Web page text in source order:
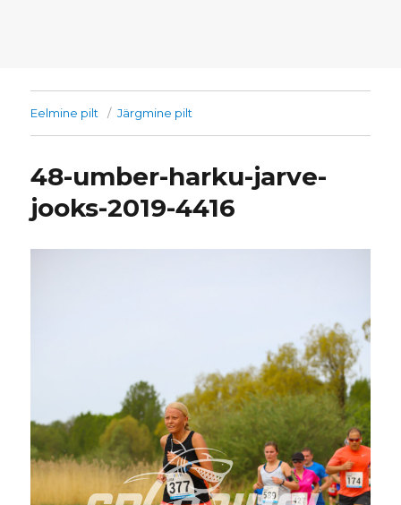
Eelmine pilt Järgmine pilt
48-umber-harku-jarve-
jooks-2019-4416